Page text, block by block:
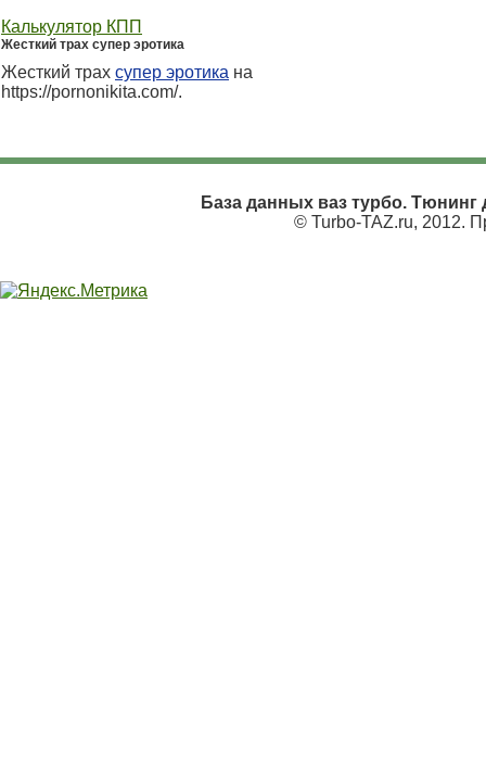
Калькулятор КПП
Жесткий трах супер эротика
Жесткий трах супер эротика на
https://pornonikita.com/.
База данных ваз турбо. Тюнинг
© Turbo-TAZ.ru, 2012.